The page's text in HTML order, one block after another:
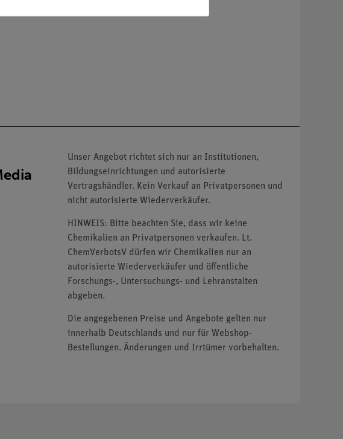
Unser Angebot richtet sich nur an Institutionen,
Bildungseinrichtungen und autorisierte
Vertragshändler. Kein Verkauf an Privatpersonen und
nicht autorisierte Wiederverkäufer.
HINWEIS: Bitte beachten Sie, dass wir keine
Chemikalien an Privatpersonen verkaufen. Lt.
ChemVerbotsV dürfen wir Chemikalien nur an
autorisierte Wiederverkäufer und öffentliche
Forschungs-, Untersuchungs- und Lehranstalten
abgeben.
Die angegebenen Preise und Angebote gelten nur
innerhalb Deutschlands und nur für Webshop-
Bestellungen. Änderungen und Irrtümer vorbehalten.